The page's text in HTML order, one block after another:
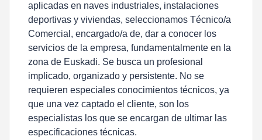
aplicadas en naves industriales, instalaciones
deportivas y viviendas, seleccionamos Técnico/a
Comercial, encargado/a de, dar a conocer los
servicios de la empresa, fundamentalmente en la
zona de Euskadi. Se busca un profesional
implicado, organizado y persistente. No se
requieren especiales conocimientos técnicos, ya
que una vez captado el cliente, son los
especialistas los que se encargan de ultimar las
especificaciones técnicas.